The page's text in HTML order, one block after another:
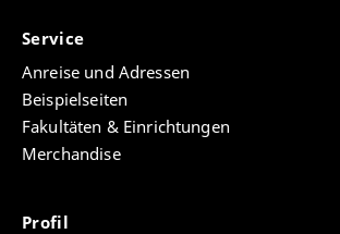
Service
Anreise und Adressen
Beispielseiten
Fakultäten & Einrichtungen
Merchandise
Profil